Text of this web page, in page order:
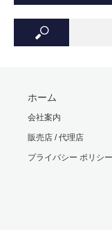
ホーム
会社案内
販売店 / 代理店
プライバシー ポリシー